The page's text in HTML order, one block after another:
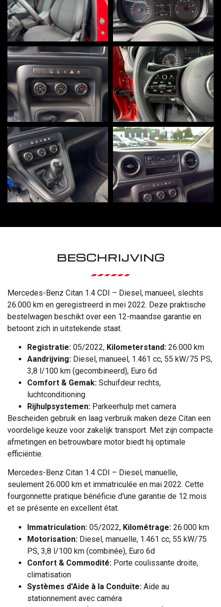
BESCHRIJVING
Mercedes-Benz Citan 1.4 CDI – Diesel, manueel, slechts
26.000 km en geregistreerd in mei 2022. Deze praktische
bestelwagen beschikt over een 12-maandse garantie en
betoont zich in uitstekende staat.
Registratie: 05/2022, Kilometerstand: 26.000 km
Aandrijving: Diesel, manueel, 1.461 cc, 55 kW/75 PS,
3,8 l/100 km (gecombineerd), Euro 6d
Comfort & Gemak: Schuifdeur rechts,
luchtconditioning
Rijhulpsystemen: Parkeerhulp met camera
Bescheiden gebruik en laag verbruik maken deze Citan een
voordelige keuze voor zakelijk transport. Met zijn compacte
afmetingen en betrouwbare motor biedt hij optimale
efficiëntie.
Mercedes-Benz Citan 1.4 CDI – Diesel, manuelle,
seulement 26.000 km et immatriculée en mai 2022. Cette
fourgonnette pratique bénéficie d'une garantie de 12 mois
et se présente en excellent état.
Immatriculation: 05/2022, Kilométrage: 26.000 km
Motorisation: Diesel, manuelle, 1.461 cc, 55 kW/75
PS, 3,8 l/100 km (combinée), Euro 6d
Confort & Commodité: Porte coulissante droite,
climatisation
Systèmes d'Aide à la Conduite: Aide au
stationnement avec caméra